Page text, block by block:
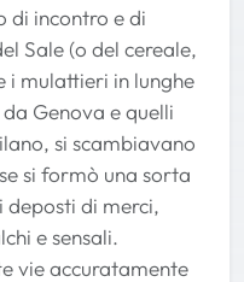
di incontro e di
Sale (o del cereale,
i mulattieri in lunghe
Genova e quelli
si scambiavano
si formò una sorta
deposti di merci,
e sensali.
vie accuratamente